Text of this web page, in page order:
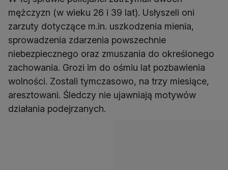
mężczyzn (w wieku 26 i 39 lat). Usłyszeli oni
zarzuty dotyczące m.in. uszkodzenia mienia,
sprowadzenia zdarzenia powszechnie
niebezpiecznego oraz zmuszania do określonego
zachowania. Grozi im do ośmiu lat pozbawienia
wolności. Zostali tymczasowo, na trzy miesiące,
aresztowani. Śledczy nie ujawniają motywów
działania podejrzanych.